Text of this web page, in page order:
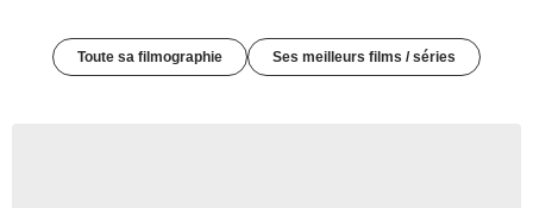
Toute sa filmographie Ses meilleurs films / séries